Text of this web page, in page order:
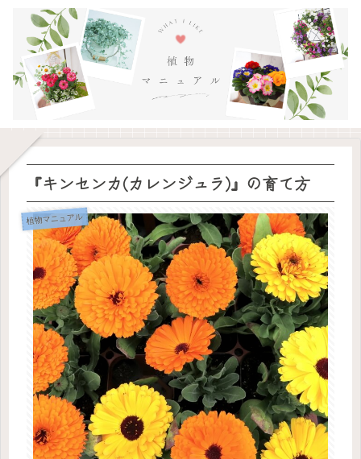
『キンセンカ(カレンジュラ)』の育て方
植物マニュアル